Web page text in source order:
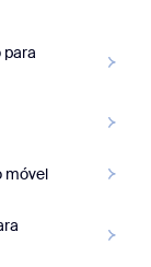
para
móvel